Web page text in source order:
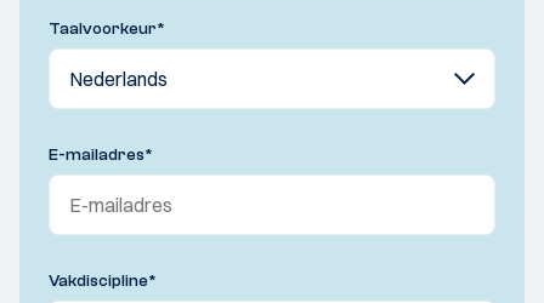
Taalvoorkeur*
E-mailadres*
Vakdiscipline*